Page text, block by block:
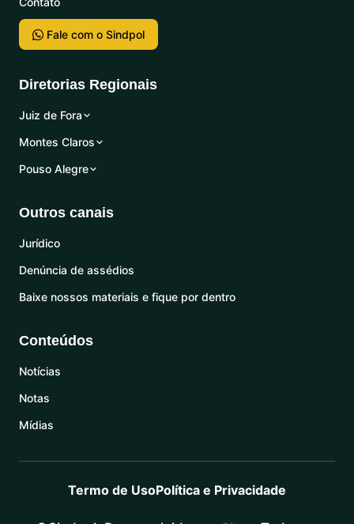
Fale com o Sindpol
Diretorias Regionais
Juiz de Fora
Montes Claros
Pouso Alegre
Outros canais
Jurídico
Denúncia de assédios
Baixe nossos materiais e fique por dentro
Conteúdos
Notícias
Notas
Mídias
Termo de UsoPolítica e Privacidade